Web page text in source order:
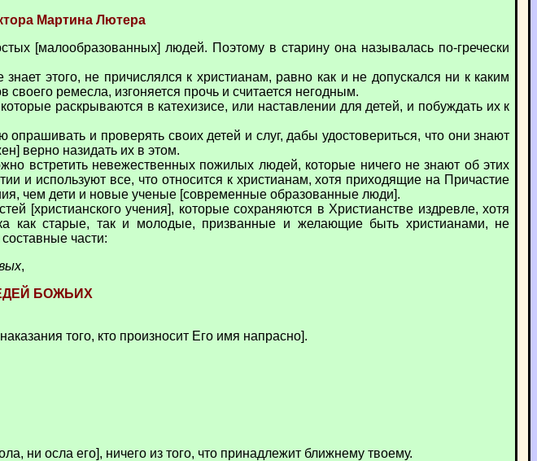
Мартина Лютера
[малообразованных] людей. Поэтому в старину она называлась по-гречески
этого, не причислялся к христианам, равно как и не допускался ни к каким
ремесла, изгоняется прочь и считается негодным.
раскрываются в катехизисе, или наставлении для детей, и побуждать их к
и проверять своих детей и слуг, дабы удостовериться, что они знают
верно назидать их в этом.
встретить невежественных пожилых людей, которые ничего не знают об этих
и используют все, что относится к христианам, хотя приходящие на Причастие
чем дети и новые ученые [современные образованные люди].
[христианского учения], которые сохраняются в Христианстве издревле, хотя
как старые, так и молодые, призванные и желающие быть христианами, не
части:
,
БОЖЬИХ
того, кто произносит Его имя напрасно].
ни осла его], ничего из того, что принадлежит ближнему твоему.